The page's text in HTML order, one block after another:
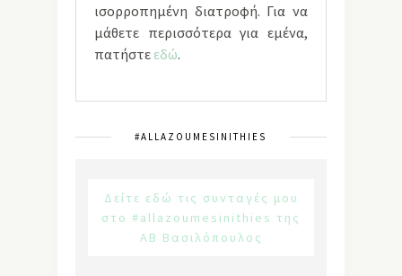
ισορροπημένη διατροφή. Για να
μάθετε περισσότερα για εμένα,
πατήστε εδώ.
#ALLAZOUMESINITHIES
Δείτε εδώ τις συνταγές μου
στο #allazoumesinithies της
ΑΒ Βασιλόπουλος